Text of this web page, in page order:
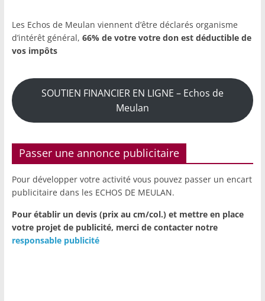
Les Echos de Meulan viennent d’être déclarés organisme
d’intérêt général, 66% de votre votre don est déductible de
vos impôts
SOUTIEN FINANCIER EN LIGNE – Echos de
Meulan
Passer une annonce publicitaire
Pour développer votre activité vous pouvez passer un encart
publicitaire dans les ECHOS DE MEULAN.
Pour établir un devis (prix au cm/col.) et mettre en place
votre projet de publicité, merci de contacter notre
responsable publicité